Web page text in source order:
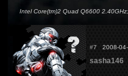
Intel Core(tm)2 Quad Q6600
#7 2008-
sasha146